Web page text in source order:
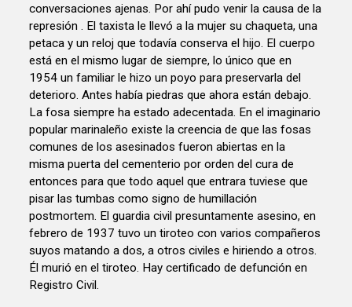
conversaciones ajenas. Por ahí pudo venir la causa de la
represión . El taxista le llevó a la mujer su chaqueta, una
petaca y un reloj que todavía conserva el hijo. El cuerpo
está en el mismo lugar de siempre, lo único que en
1954 un familiar le hizo un poyo para preservarla del
deterioro. Antes había piedras que ahora están debajo.
La fosa siempre ha estado adecentada. En el imaginario
popular marinaleño existe la creencia de que las fosas
comunes de los asesinados fueron abiertas en la
misma puerta del cementerio por orden del cura de
entonces para que todo aquel que entrara tuviese que
pisar las tumbas como signo de humillación
postmortem. El guardia civil presuntamente asesino, en
febrero de 1937 tuvo un tiroteo con varios compañeros
suyos matando a dos, a otros civiles e hiriendo a otros.
Él murió en el tiroteo. Hay certificado de defunción en
Registro Civil.